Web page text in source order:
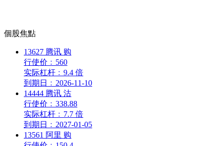
個股焦點
13627 腾讯 购
行使价 ﹕ 560
实际杠杆 ﹕ 9.4 倍
到期日 ﹕ 2026-11-10
14444 腾讯 沽
行使价 ﹕ 338.88
实际杠杆 ﹕ 7.7 倍
到期日 ﹕ 2027-01-05
13561 阿里 购